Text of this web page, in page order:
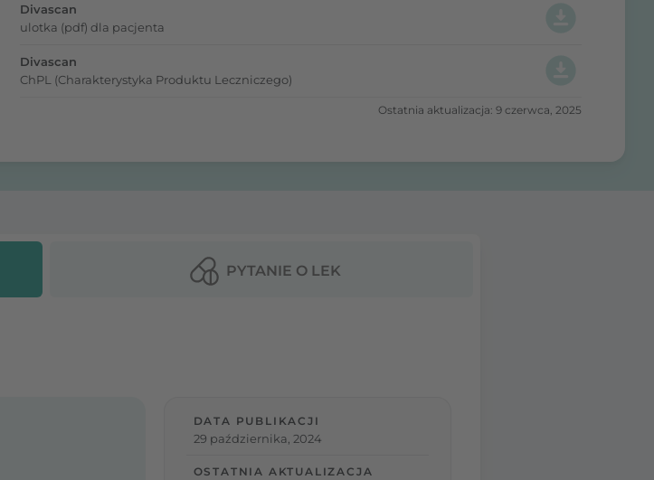
Divascan
ulotka (pdf) dla pacjenta
Divascan
ChPL (Charakterystyka Produktu Leczniczego)
Ostatnia aktualizacja: 9 czerwca, 2025
PYTANIE O LEK
DATA PUBLIKACJI
29 października, 2024
OSTATNIA AKTUALIZACJA